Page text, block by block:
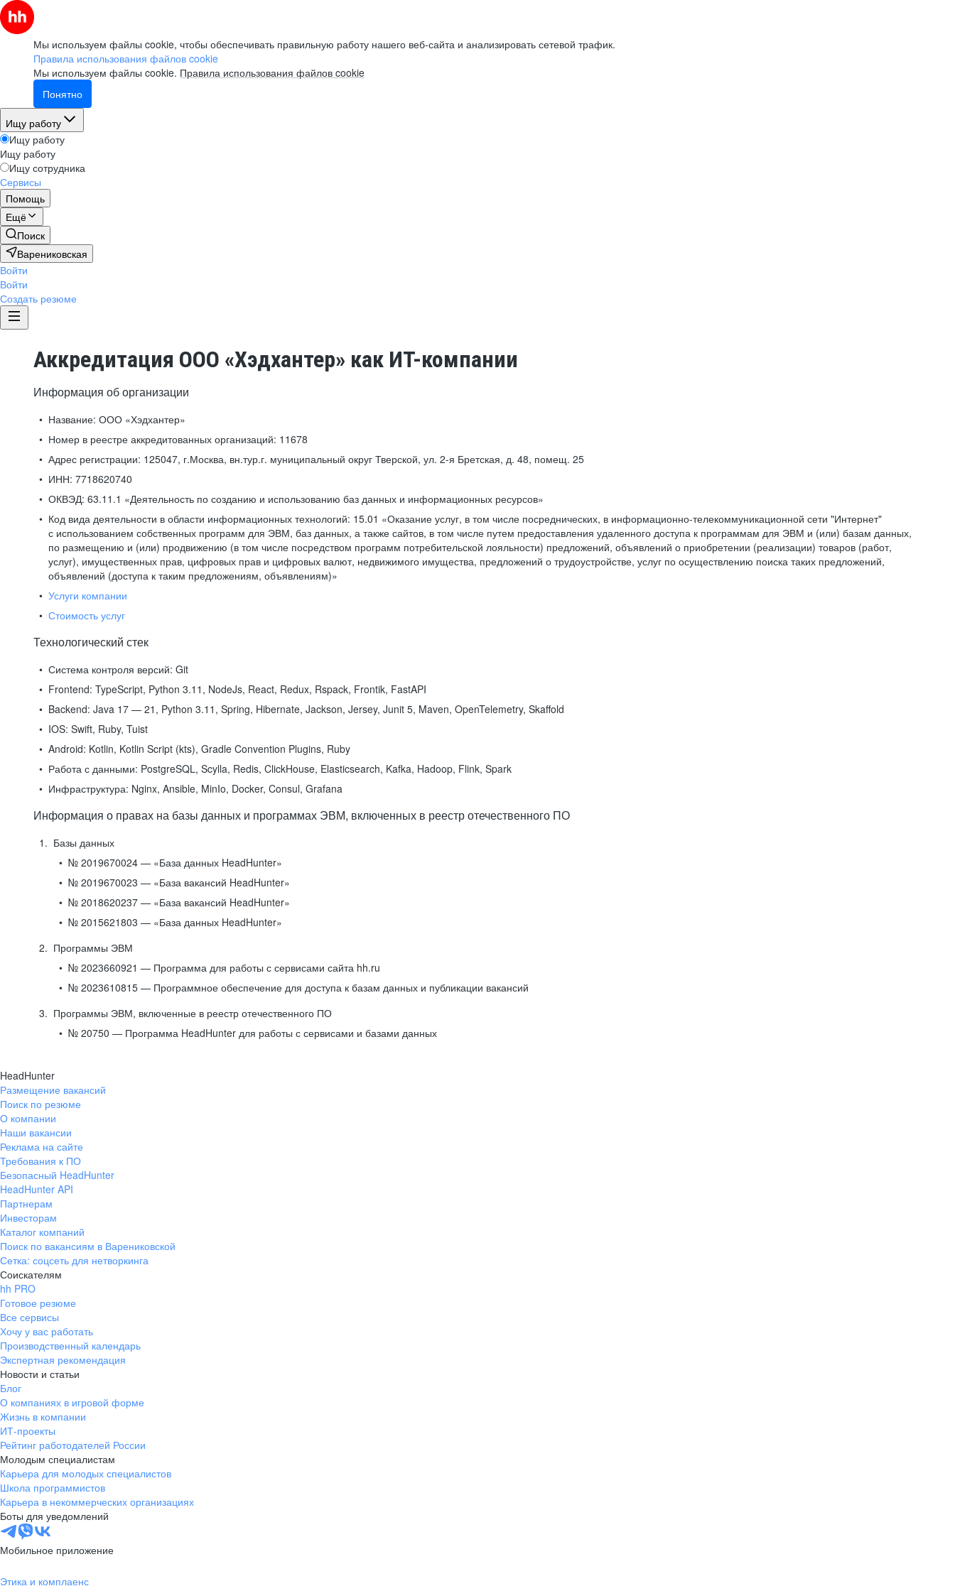
Мы используем файлы cookie, чтобы обеспечивать правильную работу нашего веб-сайта и анализировать сетевой трафик.
Правила использования файлов cookie
Мы используем файлы cookie. Правила использования файлов cookie
Понятно
Ищу работу
Ищу работу
Ищу работу
Ищу сотрудника
Сервисы
Помощь
Ещё
Поиск
Варениковская
Войти
Войти
Создать резюме
Аккредитация ООО «Хэдхантер» как ИТ-компании
Информация об организации
Название: ООО «Хэдхантер»
Номер в реестре аккредитованных организаций: 11678
Адрес регистрации: 125047, г.Москва, вн.тур.г. муниципальный округ Тверской, ул. 2-я Бретская, д. 48, помещ. 25
ИНН: 7718620740
ОКВЭД: 63.11.1 «Деятельность по созданию и использованию баз данных и информационных ресурсов»
Код вида деятельности в области информационных технологий: 15.01 «Оказание услуг, в том числе посреднических, в информационно-телекоммуникационной сети "Интернет"
с использованием собственных программ для ЭВМ, баз данных, а также сайтов, в том числе путем предоставления удаленного доступа к программам для ЭВМ и (или) базам данных,
по размещению и (или) продвижению (в том числе посредством программ потребительской лояльности) предложений, объявлений о приобретении (реализации) товаров (работ,
услуг), имущественных прав, цифровых прав и цифровых валют, недвижимого имущества, предложений о трудоустройстве, услуг по осуществлению поиска таких предложений,
объявлений (доступа к таким предложениям, объявлениям)»
Услуги компании
Стоимость услуг
Технологический стек
Система контроля версий: Git
Frontend: TypeScript, Python 3.11, NodeJs, React, Redux, Rspack, Frontik, FastAPI
Backend: Java 17 — 21, Python 3.11, Spring, Hibernate, Jackson, Jersey, Junit 5, Maven, OpenTelemetry, Skaffold
IOS: Swift, Ruby, Tuist
Android: Kotlin, Kotlin Script (kts), Gradle Convention Plugins, Ruby
Работа с данными: PostgreSQL, Scylla, Redis, ClickHouse, Elasticsearch, Kafka, Hadoop, Flink, Spark
Инфраструктура: Nginx, Ansible, MinIo, Docker, Consul, Grafana
Информация о правах на базы данных и программах ЭВМ, включенных в реестр отечественного ПО
Базы данных
№ 2019670024 — «База данных HeadHunter»
№ 2019670023 — «База вакансий HeadHunter»
№ 2018620237 — «База вакансий HeadHunter»
№ 2015621803 — «База данных HeadHunter»
Программы ЭВМ
№ 2023660921 — Программа для работы с сервисами сайта hh.ru
№ 2023610815 — Программное обеспечение для доступа к базам данных и публикации вакансий
Программы ЭВМ, включенные в реестр отечественного ПО
№ 20750 — Программа HeadHunter для работы с сервисами и базами данных
HeadHunter
Размещение вакансий
Поиск по резюме
О компании
Наши вакансии
Реклама на сайте
Требования к ПО
Безопасный HeadHunter
HeadHunter API
Партнерам
Инвесторам
Каталог компаний
Поиск по вакансиям в Варениковской
Сетка: соцсеть для нетворкинга
Соискателям
hh PRO
Готовое резюме
Все сервисы
Хочу у вас работать
Производственный календарь
Экспертная рекомендация
Новости и статьи
Блог
О компаниях в игровой форме
Жизнь в компании
ИТ-проекты
Рейтинг работодателей России
Молодым специалистам
Карьера для молодых специалистов
Школа программистов
Карьера в некоммерческих организациях
Боты для уведомлений
Мобильное приложение
Этика и комплаенс